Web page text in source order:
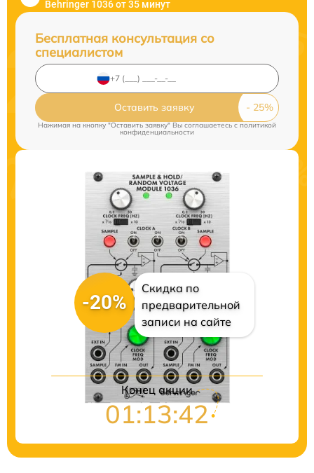
Behringer 1036 от 35 минут
Бесплатная консультация со
специалистом
Оставить заявку
Нажимая на кнопку "Оставить заявку" Вы соглашаетесь cполитикой
конфиденциальности
-20%
Скидка по
предварительной
записи на сайте
Конец акции
01:13:41